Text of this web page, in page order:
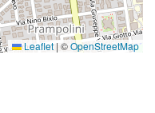
Leaflet | ©OpenStreetMap